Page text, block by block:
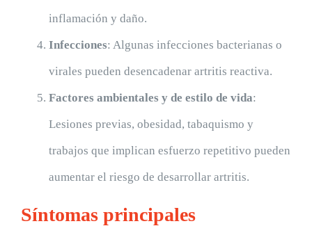
inflamación y daño.
Infecciones: Algunas infecciones bacterianas o
virales pueden desencadenar artritis reactiva.
Factores ambientales y de estilo de vida:
Lesiones previas, obesidad, tabaquismo y
trabajos que implican esfuerzo repetitivo pueden
aumentar el riesgo de desarrollar artritis.
Síntomas principales